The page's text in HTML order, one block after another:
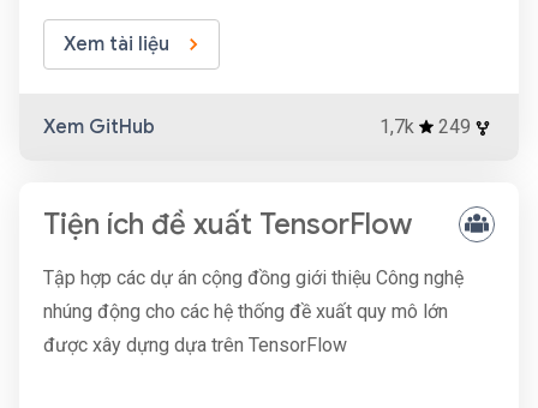
Xem tài liệu
Xem GitHub 1,7k 249
Tiện ích đề xuất TensorFlow
Tập hợp các dự án cộng đồng giới thiệu Công nghệ
nhúng động cho các hệ thống đề xuất quy mô lớn
được xây dựng dựa trên TensorFlow